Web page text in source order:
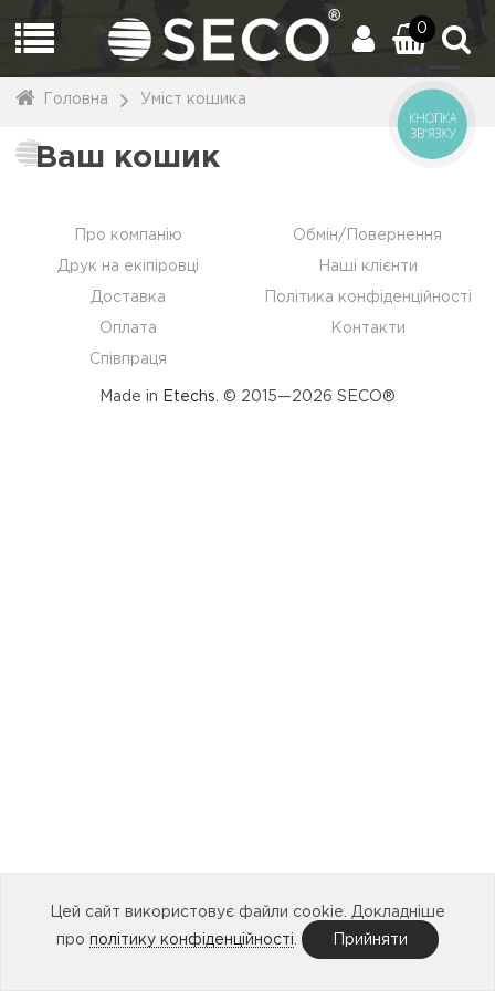
0
Головна Уміст кошика
Ваш кошик
Про компанію
Друк на екіпіровці
Доставка
Оплата
Співпраця
Обмін/Повернення
Наші клієнти
Політика конфіденційності
Контакти
Made in Etechs . © 2015—2026 SECO®
Цей сайт використовує файли cookie. Докладніше
про політику конфіденційності Прийняти
КНОПКА
ЗВ'ЯЗКУ